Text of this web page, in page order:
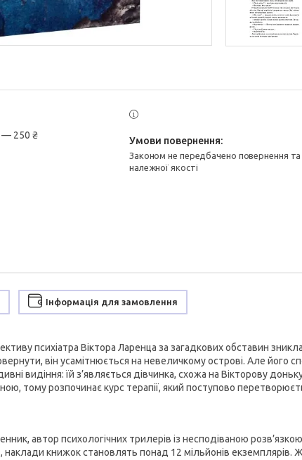
— 250 ₴
Законом не передбачено повернення та обмін даного товару
належної якості
Інформація для замовлення
психіатра Віктора Ларенца за загадкових обставин
він усамітнюється на невеличкому острові. Але його
видіння: їй з’являється дівчинка, схожа на Вікторову
тому розпочинає курс терапії, який поступово
автор психологічних трилерів із несподіваною
книжок становлять понад 12 мільйонів екземплярів.